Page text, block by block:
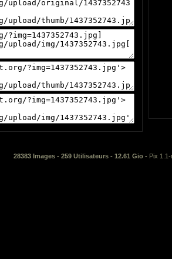
28383 Images - 259 Utilisateurs - 12.61 Gio - Pix